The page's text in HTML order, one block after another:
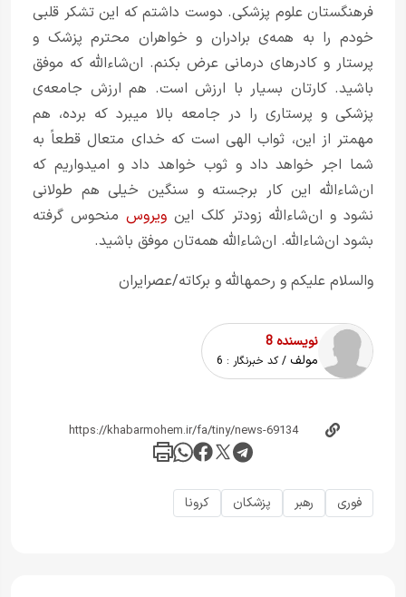
فرهنگستان علوم پزشکی. دوست داشتم که این تشکر قلبی
خودم را به همه‌ی برادران و خواهران محترم پزشک و
پرستار و کادرهای درمانی عرض بکنم. ان‌شاءالله که موفق
باشید. کارتان بسیار با ارزش است. هم ارزش جامعه‌ی
پزشکی و پرستاری را در جامعه بالا میبرد که برده، هم
مهمتر از این، ثواب الهی است که خدای متعال قطعاً به
شما اجر خواهد داد و ثوب خواهد داد و امیدواریم که
ان‌شاءالله این کار برجسته و سنگین خیلی هم طولانی
نشود و ان‌شاءالله زودتر کلک این ویروس منحوس گرفته
بشود ان‌شاءالله. ان‌شاءالله همه‌تان موفق باشید.
والسلام علیکم و رحمهالله و برکاته/عصرایران
نویسنده 8
مولف / کد خبرنگار : 6
فوری رهبر پزشکان کرونا